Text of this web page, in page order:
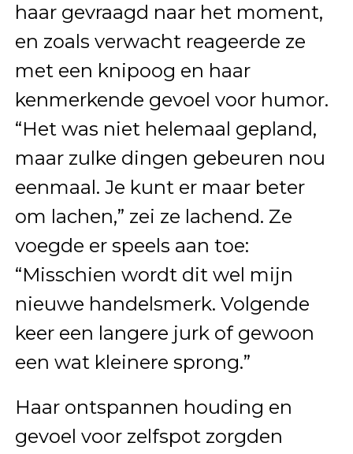
haar gevraagd naar het moment,
en zoals verwacht reageerde ze
met een knipoog en haar
kenmerkende gevoel voor humor.
“Het was niet helemaal gepland,
maar zulke dingen gebeuren nou
eenmaal. Je kunt er maar beter
om lachen,” zei ze lachend. Ze
voegde er speels aan toe:
“Misschien wordt dit wel mijn
nieuwe handelsmerk. Volgende
keer een langere jurk of gewoon
een wat kleinere sprong.”
Haar ontspannen houding en
gevoel voor zelfspot zorgden